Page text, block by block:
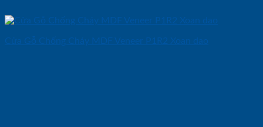
Cửa Gỗ Chống Cháy MDF Veneer P1R2 Xoan dao